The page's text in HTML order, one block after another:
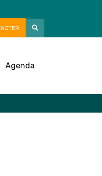
Agenda